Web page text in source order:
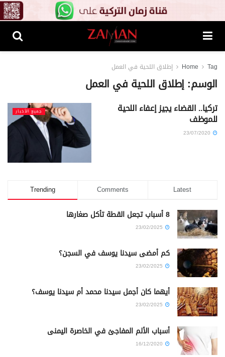
Home Tag إطلاق اللحية في العمل
الوسم:إطلاق اللحية في العمل
جميع الأخبار تركيا.. القضاء يجيز إعفاء اللحية
للموظف
Trending Comments Latest
8 أسباب تجعل القطة تأكل صغارها
كم أمضى سيدنا يوسف في السجن؟
أيهما كان أجمل سيدنا محمد أم سيدنا يوسف؟
أسباب الألم المفاجئ في الخاصرة اليمنى